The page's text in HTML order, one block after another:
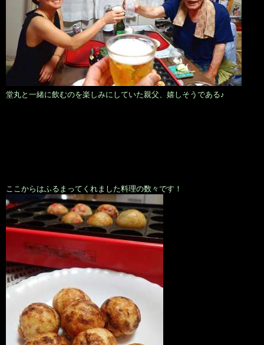
堂丸と一緒に飲むのを楽しみにしていた親父、嬉しそうである♪
ここからはふるまってくれました料理の数々です！